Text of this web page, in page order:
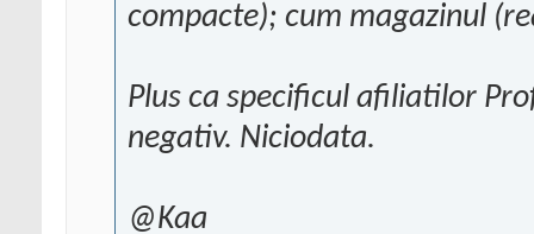
compacte); cum magazinul
Plus ca specificul afiliatilor
negativ. Niciodata.
@Kaa